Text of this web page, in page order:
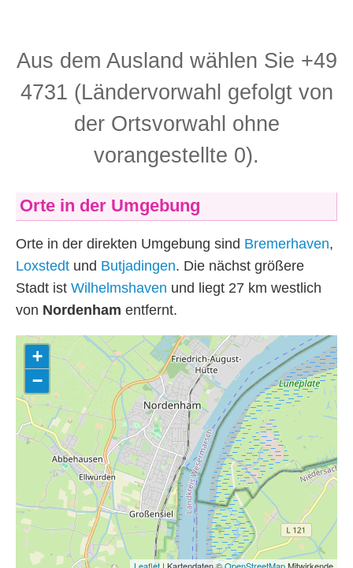
Aus dem Ausland wählen Sie +49
4731 (Ländervorwahl gefolgt von
der Ortsvorwahl ohne
vorangestellte 0).
Orte in der Umgebung
Orte in der direkten Umgebung sind Bremerhaven,
Loxstedt und Butjadingen. Die nächst größere
Stadt ist Wilhelmshaven und liegt 27 km westlich
von Nordenham entfernt.